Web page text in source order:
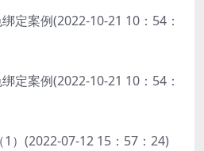
定案例(2022-10-21 10：54：
定案例(2022-10-21 10：54：
）(2022-07-12 15：57：24)